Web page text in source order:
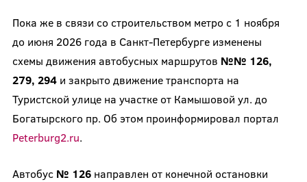
Пока же в связи со строительством метро с 1 ноября
до июня 2026 года в Санкт-Петербурге изменены
схемы движения автобусных маршрутов №№ 126,
279, 294и закрыто движение транспорта на
Туристской улице на участке от Камышовой ул. до
Богатырского пр. Об этом проинформировал портал
Peterburg2.ru.
Автобус № 126направлен от конечной остановки